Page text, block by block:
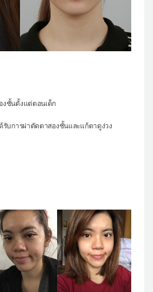
งชั้นตั้งแต่ตอนเด็ก
รับการผ่าตัดตาสองชั้นและแก้ตาดูง่วง